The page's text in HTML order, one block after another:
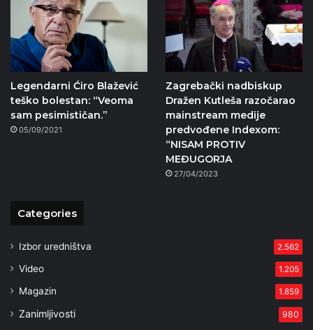
Legendarni Ćiro Blažević
teško bolestan: “Veoma
sam pesimističan.”
05/09/2021
Zagrebački nadbiskup
Dražen Kutleša razočarao
mainstream medije
predvođene Indexom:
“NISAM PROTIV
MEĐUGORJA
27/04/2023
Categories
Izbor uredništva 2.562
Video 1.205
Magazin 1.859
Zanimljivosti 980